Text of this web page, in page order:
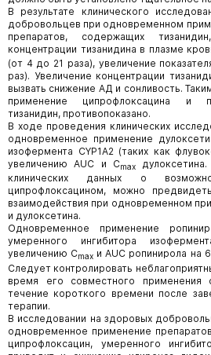
В результате клинического
добровольцев при одновременном
препаратов, содержащих
концентрации тизанидина в плазме
(от 4 до 21 раза), увеличение
раз). Увеличение концентрации
вызвать снижение АД и сонливость.
применение ципрофлоксацина и
тизанидин, противопоказано.
В ходе проведения клинических
одновременное применение
изофермента CYP1А2 (таких как
увеличению AUC и Cmax
клинических данных о
ципрофлоксацином, можно
взаимодействия при одновременном
и дулоксетина.
Одновременное применение
умеренного ингибитора
увеличению Cmax и AUC ропинирола на
Следует контролировать
время его совместного
течение короткого времени после
терапии.
В исследовании на здоровых
одновременное применение
ципрофлоксацин, умеренного